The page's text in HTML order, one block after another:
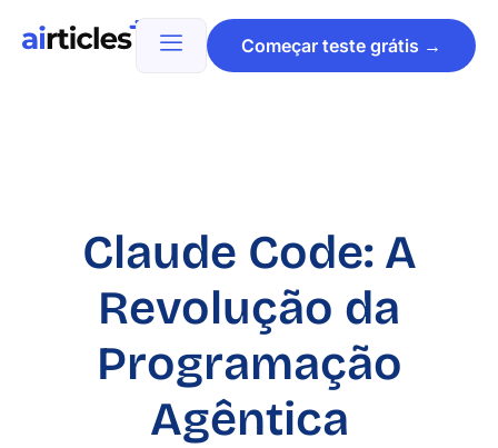
Começar teste grátis →
Claude Code: A
Revolução da
Programação
Agêntica